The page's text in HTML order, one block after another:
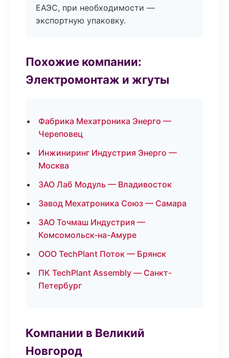
ЕАЭС, при необходимости —
экспортную упаковку.
Похожие компании:
Электромонтаж и жгуты
Фабрика Мехатроника Энерго —
Череповец
Инжиниринг Индустрия Энерго —
Москва
ЗАО Лаб Модуль — Владивосток
Завод Мехатроника Союз — Самара
ЗАО Точмаш Индустрия —
Комсомольск-на-Амуре
ООО TechPlant Поток — Брянск
ПК TechPlant Assembly — Санкт-
Петербург
Компании в Великий
Новгород